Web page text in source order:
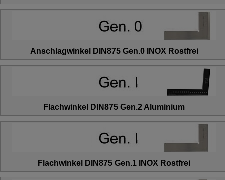
Anschlagwinkel DIN875 Gen.0 INOX Rostfrei
Flachwinkel DIN875 Gen.2 Aluminium
Flachwinkel DIN875 Gen.1 INOX Rostfrei